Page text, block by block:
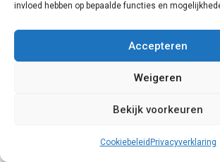
invloed hebben op bepaalde functies en
Accepteren
Weigeren
Bekijk voorkeuren
Cookiebeleid Privacyverklaring
Knipping
schuifpuien is Knipping. Dit bedrijf
combineert namelijk kunststoffen
de kosten, en de draagkracht van
kiezen levert men bovendien een